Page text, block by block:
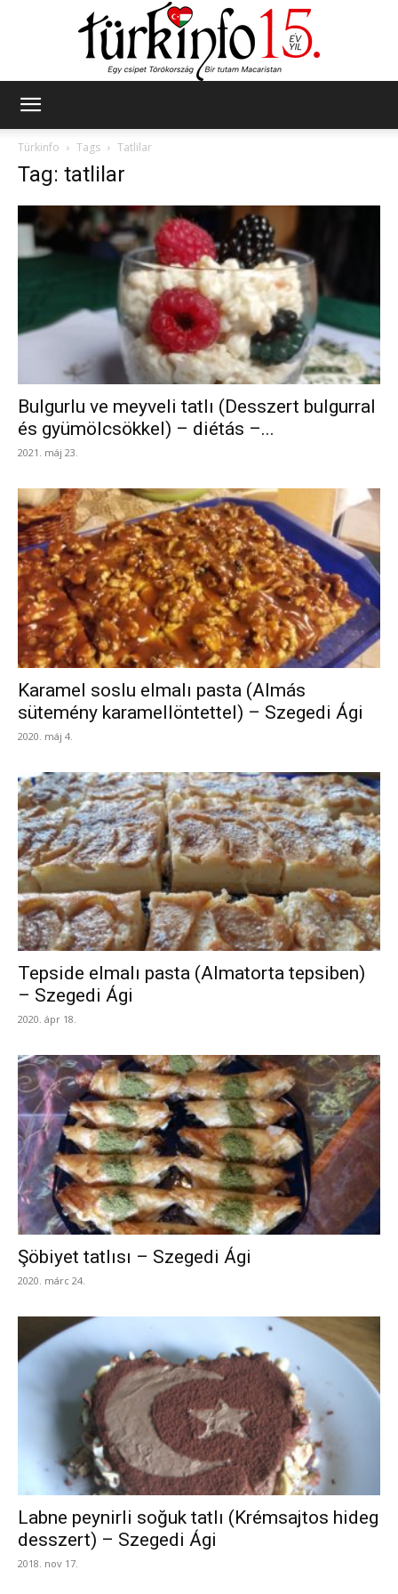
Türkinfo
Tags Tatlilar
Tag: tatlilar
Bulgurlu ve meyveli tatlı (Desszert bulgurral
és gyümölcsökkel) – diétás –...
2021. máj 23.
Karamel soslu elmalı pasta (Almás
sütemény karamellöntettel) – Szegedi Ági
2020. máj 4.
Tepside elmalı pasta (Almatorta tepsiben)
– Szegedi Ági
2020. ápr 18.
Şöbiyet tatlısı – Szegedi Ági
2020. márc 24.
Labne peynirli soğuk tatlı (Krémsajtos hideg
desszert) – Szegedi Ági
2018. nov 17.